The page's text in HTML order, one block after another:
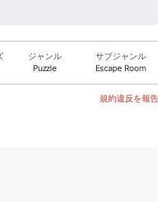
ジャンル
Puzzle
サブジャンル
Escape Room
規約違反を報告